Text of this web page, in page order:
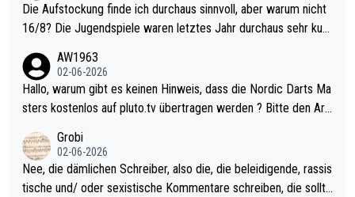
Die Aufstockung finde ich durchaus sinnvoll, aber warum nicht
16/8? Die Jugendspiele waren letztes Jahr durchaus sehr kurz
Allerdings ist Mitchell Lawrie als Nummer 1 der Welt eh qualifi
ziert. Somit ändert die automatische Qualifikation des Weltmei
sters erstmal nichts. Ich denke sie wollen damit für nächstes J
ohl wenig WDF Turniere spielen. Dies war bei Archie Self letzt
es Jahr der Fall. Er musste als amtierender Weltmeister durch
den Qualifier und ich glaube kaum, dass Mitchel sich das (in Ve
AW1963
02-06-2026
Hallo, warum gibt es keinen Hinweis, dass die Nordic Darts Ma
sters kostenlos auf pluto.tv übertragen werden ? Bitte den Arti
Grobi
02-06-2026
Nee, die dämlichen Schreiber, also die, die beleidigende, rassis
tische und/ oder sexistische Kommentare schreiben, die sollte